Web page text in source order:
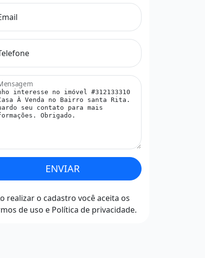
ENVIAR
realizar o cadastro você aceita os
de uso e Política de privacidade.